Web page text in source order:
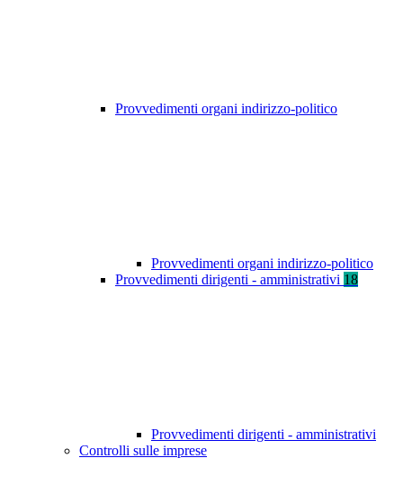
Provvedimenti organi indirizzo-politico
Provvedimenti organi indirizzo-politico
Provvedimenti dirigenti - amministrativi 18
Provvedimenti dirigenti - amministrativi
Controlli sulle imprese